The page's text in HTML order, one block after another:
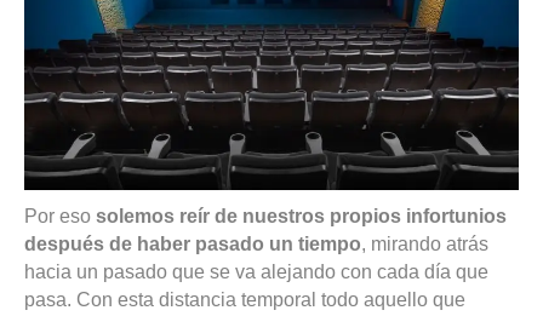
Por eso solemos reír de nuestros propios infortunios
después de haber pasado un tiempo, mirando atrás
hacia un pasado que se va alejando con cada día que
pasa. Con esta distancia temporal todo aquello que